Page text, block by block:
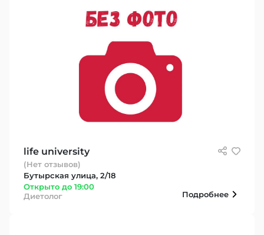
life university
(Нет отзывов)
Бутырская улица, 2/18
Открыто до 19:00
Диетолог
Подробнее